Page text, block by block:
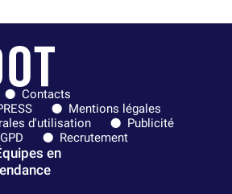
Contacts
Mentions légales
d'utilisation
Publicité
Recrutement
en